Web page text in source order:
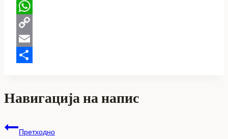
Telegram
WhatsApp
Copy
Link
Email
Навигација на напис
Претходно